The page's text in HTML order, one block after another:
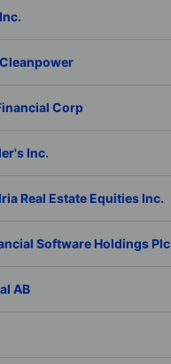
Corp
Inc.
Real Estate Equities Inc.
Software Holdings Plc
AB